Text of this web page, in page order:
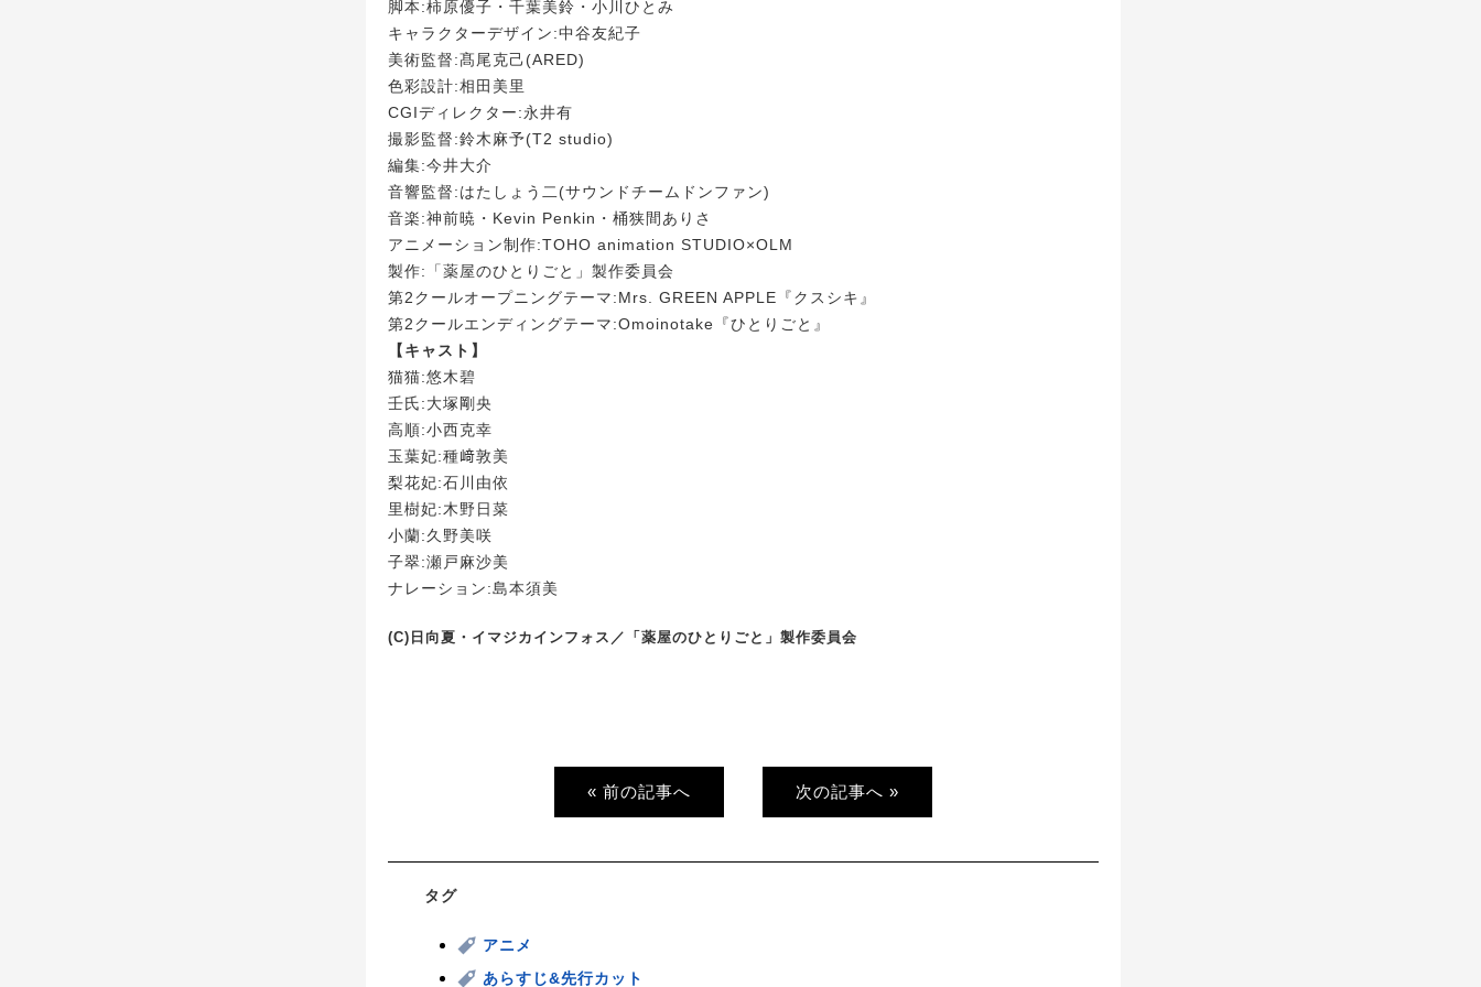
脚本:柿原優子・千葉美鈴・小川ひとみ
キャラクターデザイン:中谷友紀子
美術監督:髙尾克己(ARED)
色彩設計:相田美里
CGIディレクター:永井有
撮影監督:鈴木麻予(T2 studio)
編集:今井大介
音響監督:はたしょう二(サウンドチームドンファン)
音楽:神前暁・Kevin Penkin・桶狭間ありさ
アニメーション制作:TOHO animation STUDIO×OLM
製作:「薬屋のひとりごと」製作委員会
第2クールオープニングテーマ:Mrs. GREEN APPLE『クスシキ』
第2クールエンディングテーマ:Omoinotake『ひとりごと』
【キャスト】
猫猫:悠木碧
壬氏:大塚剛央
高順:小西克幸
玉葉妃:種﨑敦美
梨花妃:石川由依
里樹妃:木野日菜
小蘭:久野美咲
子翠:瀬戸麻沙美
ナレーション:島本須美
(C)日向夏・イマジカインフォス／「薬屋のひとりごと」製作委員会
« 前の記事へ 次の記事へ »
タグ
アニメ
あらすじ&先行カット